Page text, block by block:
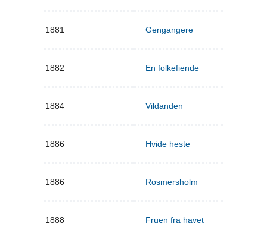
1881 Gengangere
1882 En folkefiende
1884 Vildanden
1886 Hvide heste
1886 Rosmersholm
1888 Fruen fra havet